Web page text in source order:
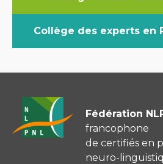
Collège des experts en
Fédération
francophone
de certifiés en
neuro-